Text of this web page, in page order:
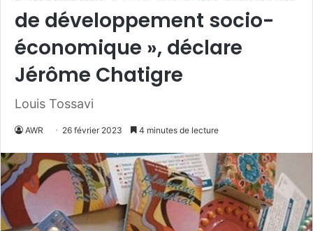
de développement socio-
économique », déclare
Jérôme Chatigre
Louis Tossavi
AWR 26 février 2023 4 minutes de lecture